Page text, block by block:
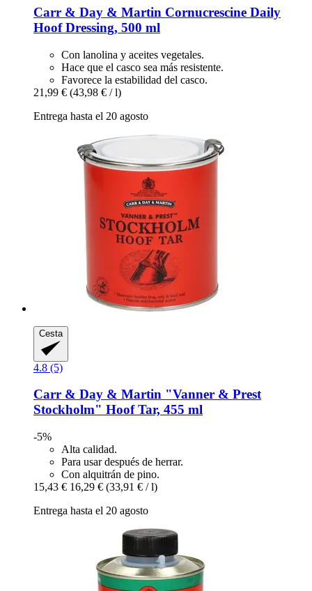
Carr & Day & Martin Cornucrescine Daily
Hoof Dressing, 500 ml
Con lanolina y aceites vegetales.
Hace que el casco sea más resistente.
Favorece la estabilidad del casco.
21,99 € (43,98 € / l)
Entrega hasta el 20 agosto
Cesta
4.8 (5)
Carr & Day & Martin "Vanner & Prest
Stockholm" Hoof Tar, 455 ml
-5%
Alta calidad.
Para usar después de herrar.
Con alquitrán de pino.
15,43 € 16,29 € (33,91 € / l)
Entrega hasta el 20 agosto